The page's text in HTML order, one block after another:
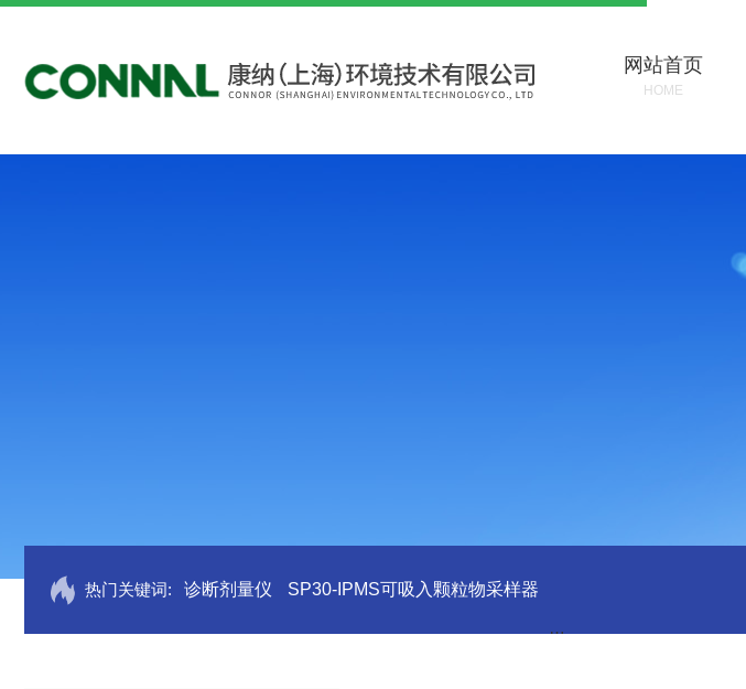
网站首页
HOME
热门关键词: 诊断剂量仪 SP30-IPMS可吸入颗粒物采样器